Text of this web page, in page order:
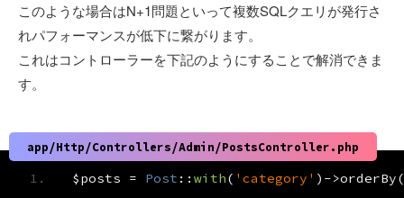
このような場合はN+1問題といって複数SQLクエリが発行さ
れパフォーマンスが低下に繋がります。
これはコントローラーを下記のようにすることで解消できま
す。
app/Http/Controllers/Admin/PostsController.php
$posts = Post :: with( 'category' )->orderBy(